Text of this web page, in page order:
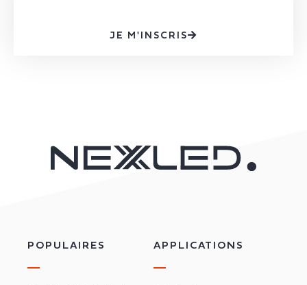
JE M'INSCRIS
POPULAIRES APPLICATIONS